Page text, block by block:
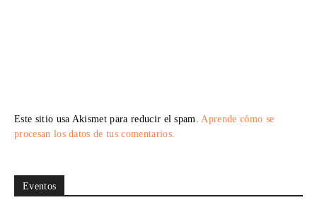
Este sitio usa Akismet para reducir el spam. Aprende cómo se
procesan los datos de tus comentarios.
Eventos